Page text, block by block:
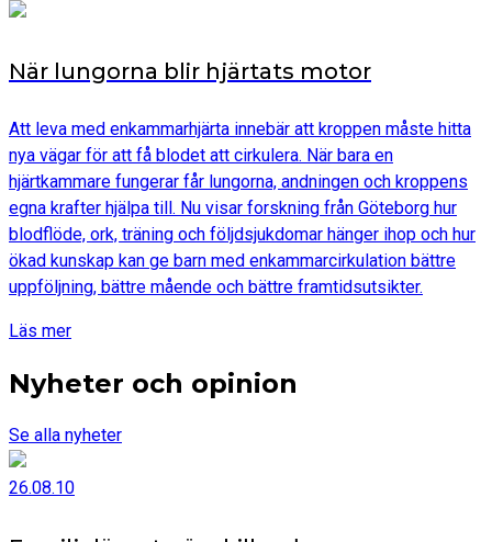
När lungorna blir hjärtats motor
Att leva med enkammarhjärta innebär att kroppen måste hitta
nya vägar för att få blodet att cirkulera. När bara en
hjärtkammare fungerar får lungorna, andningen och kroppens
egna krafter hjälpa till. Nu visar forskning från Göteborg hur
blodflöde, ork, träning och följdsjukdomar hänger ihop och hur
ökad kunskap kan ge barn med enkammarcirkulation bättre
uppföljning, bättre mående och bättre framtidsutsikter.
Läs mer
Nyheter och opinion
Se alla nyheter
26.08.10